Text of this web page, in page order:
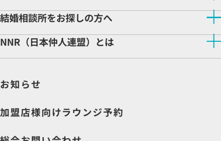
結婚相談所を開業したい方へトップ
開業サポート
収益モデル
説明会申込
資料請求
結婚相談所をお探しの方へ
結婚相談所をお探しの方へトップ
相談所検索
NNR（日本仲人連盟）とは
会社情報
お知らせ
加盟店様向けラウンジ予約